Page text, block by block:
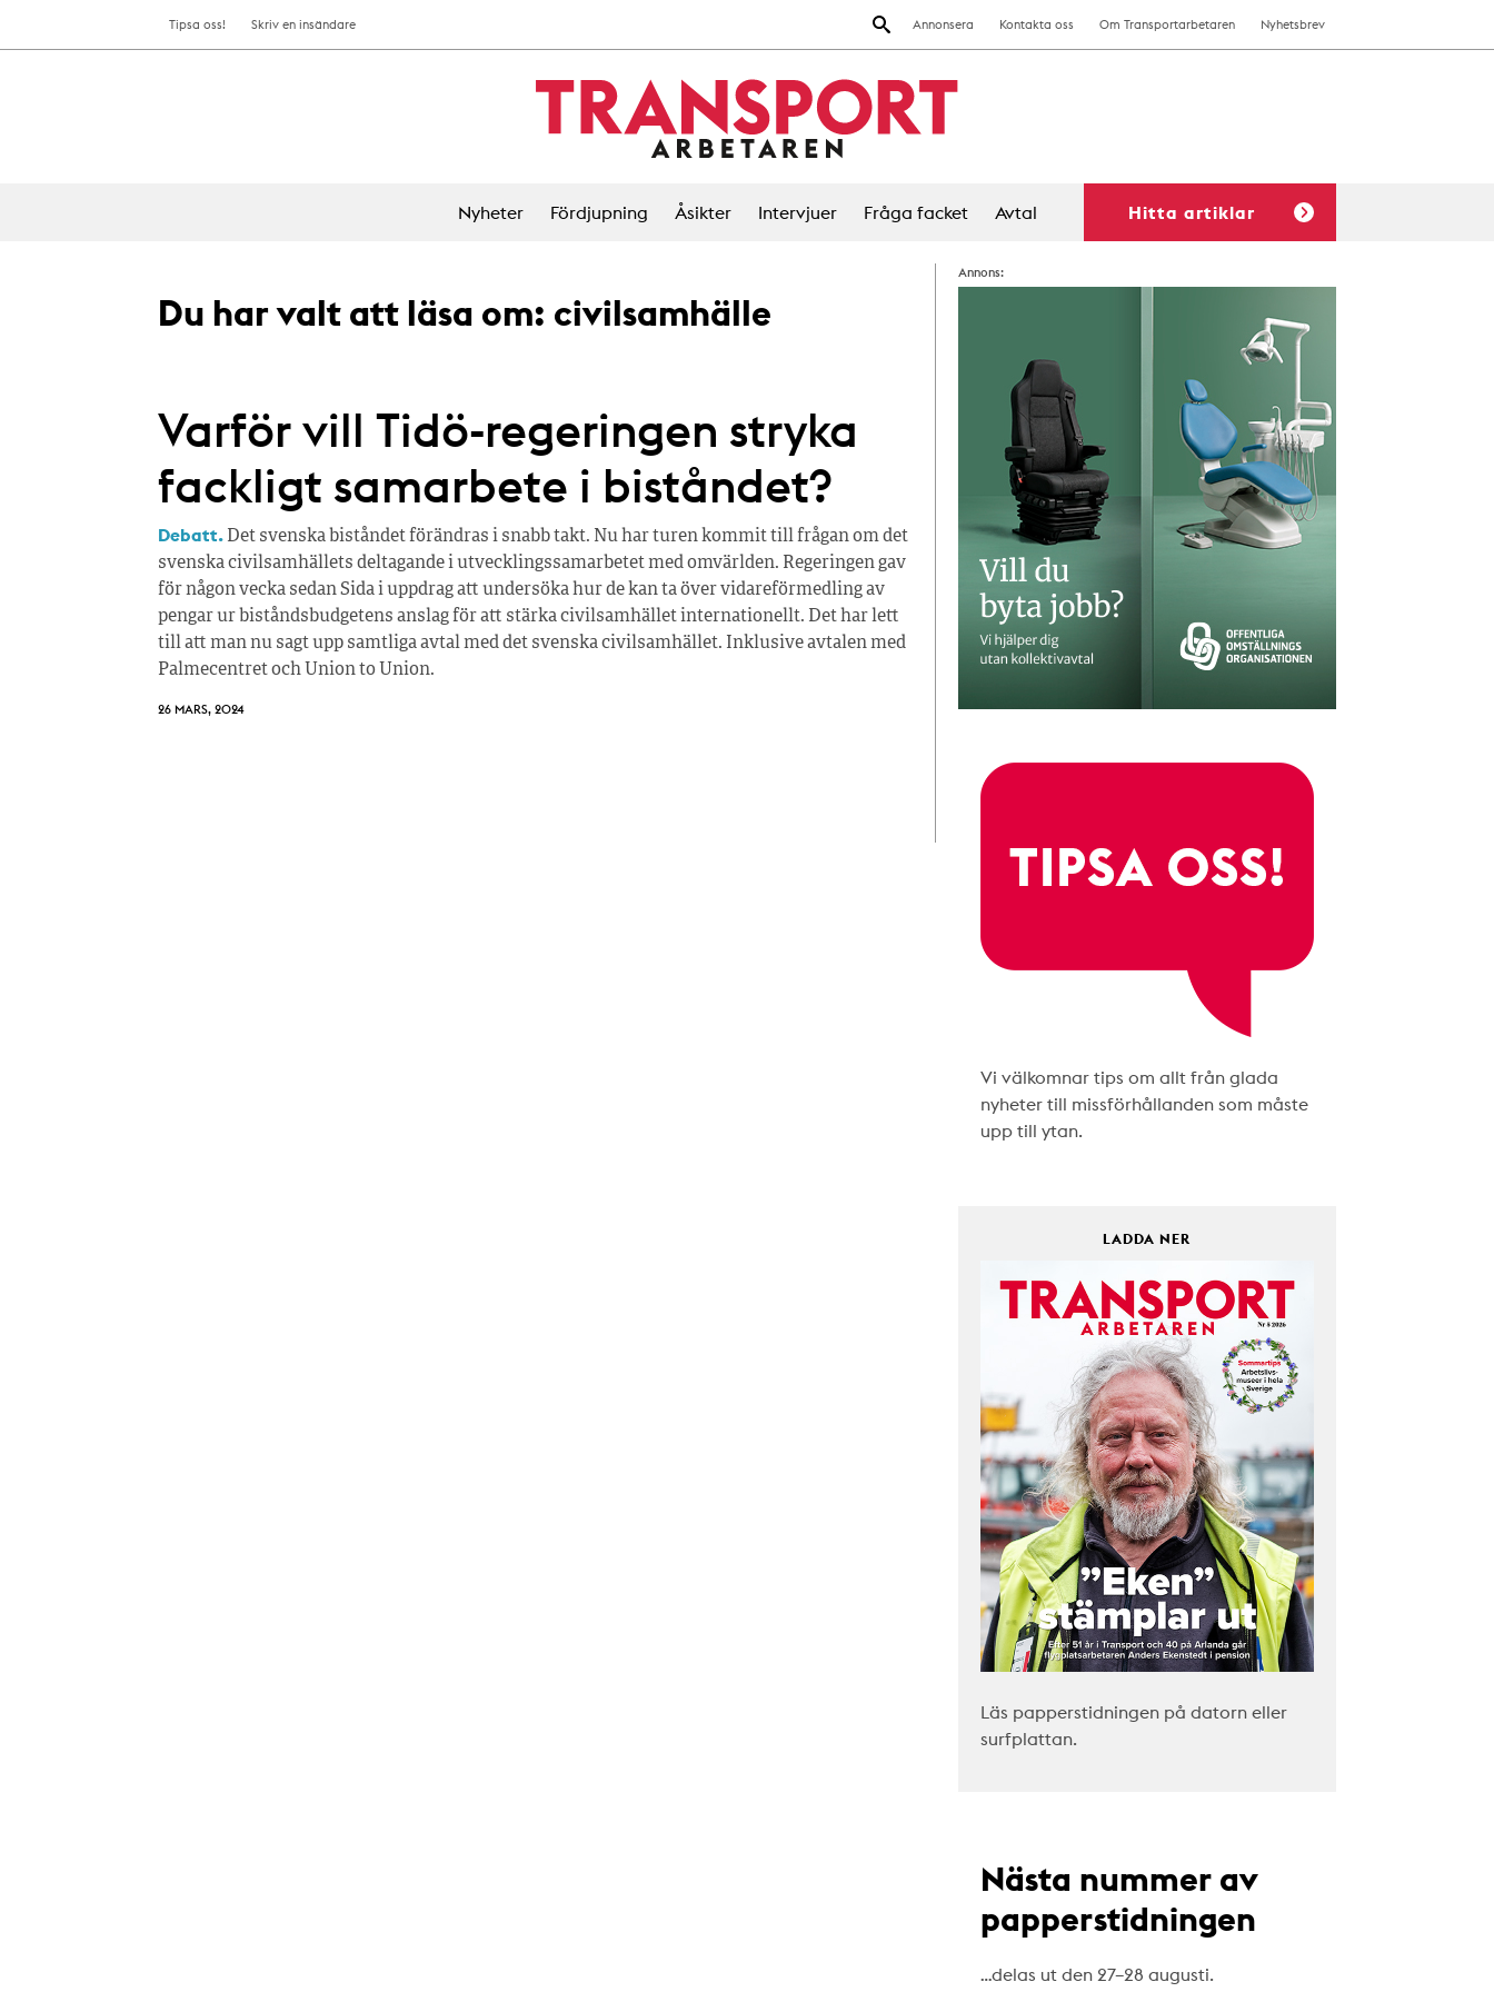
Annonsera Kontakta oss Om Transportarbetaren Nyhetsbrev
Tipsa oss! Skriv en insändare
Nyheter Fördjupning Åsikter Intervjuer Fråga facket Avtal Hitta artiklar
Du har valt att läsa om: civilsamhälle
Varför vill Tidö-regeringen stryka
fackligt samarbete i biståndet?
Debatt. Det svenska biståndet förändras i snabb takt. Nu har turen kommit till frågan om det
svenska civilsamhällets deltagande i utvecklingssamarbetet med omvärlden. Regeringen gav
för någon vecka sedan Sida i uppdrag att undersöka hur de kan ta över vidareförmedling av
pengar ur biståndsbudgetens anslag för att stärka civilsamhället internationellt. Det har lett
till att man nu sagt upp samtliga avtal med det svenska civilsamhället. Inklusive avtalen med
Palmecentret och Union to Union.
26 MARS, 2024
Annons:
Vi välkomnar tips om allt från glada
nyheter till missförhållanden som måste
upp till ytan.
LADDA NER
Läs papperstidningen på datorn eller
surfplattan.
Nästa nummer av
papperstidningen
…delas ut den 27–28 augusti.